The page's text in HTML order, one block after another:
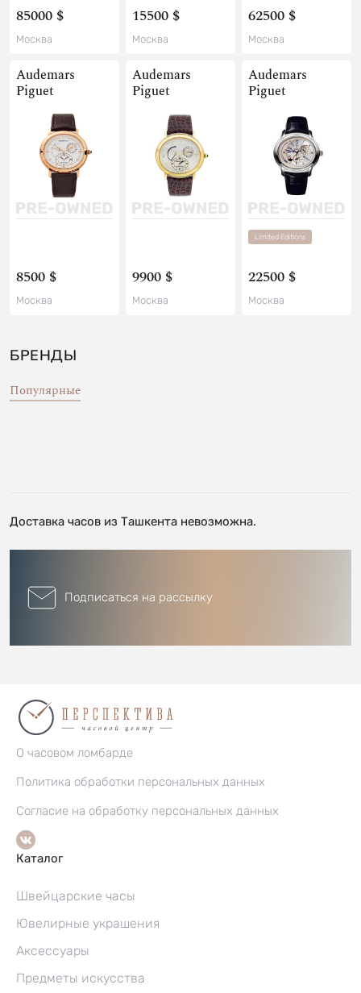
85000 $
Москва
15500 $
Москва
62500 $
Москва
Audemars
Piguet
8500 $
Москва
Audemars
Piguet
9900 $
Москва
Audemars
Piguet
Limited Editions
22500 $
Москва
БРЕНДЫ
Популярные
Доставка часов из Ташкента невозможна.
Подписаться на рассылку
О часовом ломбарде
Политика обработки персональных данных
Согласие на обработку персональных данных
Каталог
Швейцарские часы
Ювелирные украшения
Аксессуары
Предметы искусства